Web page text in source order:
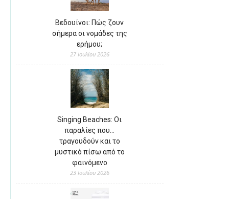
Βεδουίνοι: Πώς ζουν
σήμερα οι νομάδες της
ερήμου;
27 Ιουλίου 2026
Singing Beaches: Οι
παραλίες που…
τραγουδούν και το
μυστικό πίσω από το
φαινόμενο
23 Ιουλίου 2026